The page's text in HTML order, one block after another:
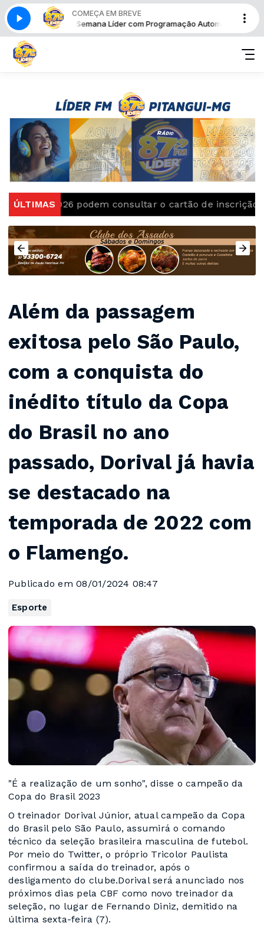
COMEÇA EM BREVE
Fim de Semana Líder com Programação Automática
ÚLTIMAS
2026 podem consultar o cartão de inscrição
Além da passagem
exitosa pelo São Paulo,
com a conquista do
inédito título da Copa
do Brasil no ano
passado, Dorival já havia
se destacado na
temporada de 2022 com
o Flamengo.
Publicado em 08/01/2024 08:47
Esporte
"É a realização de um sonho", disse o campeão da
Copa do Brasil 2023
O treinador Dorival Júnior, atual campeão da Copa
do Brasil pelo São Paulo, assumirá o comando
técnico da seleção brasileira masculina de futebol.
Por meio do Twitter, o próprio Tricolor Paulista
confirmou a saída do treinador, após o
desligamento do clube.Dorival será anunciado nos
próximos dias pela CBF como novo treinador da
seleção, no lugar de Fernando Diniz, demitido na
última sexta-feira (7).